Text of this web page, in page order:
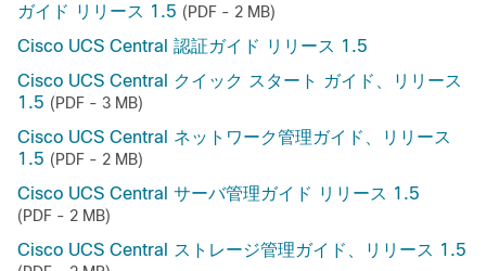
ガイド リリース 1.5 (PDF - 2 MB)
Cisco UCS Central 認証ガイド リリース 1.5
Cisco UCS Central クイック スタート ガイド、リリース
1.5 (PDF - 3 MB)
Cisco UCS Central ネットワーク管理ガイド、リリース
1.5 (PDF - 2 MB)
Cisco UCS Central サーバ管理ガイド リリース 1.5
(PDF - 2 MB)
Cisco UCS Central ストレージ管理ガイド、リリース 1.5